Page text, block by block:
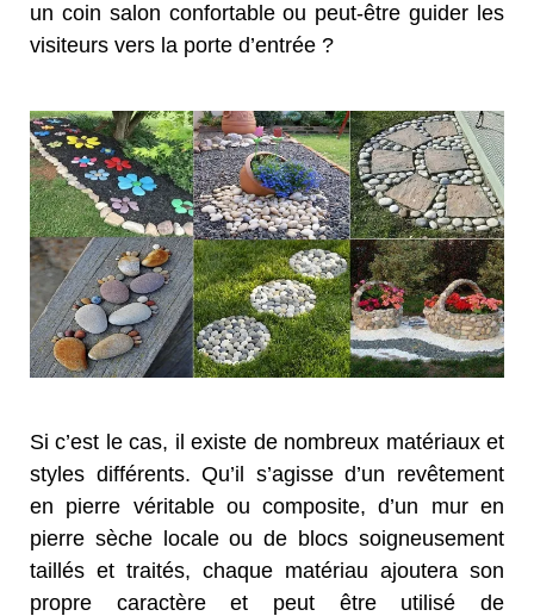
un coin salon confortable ou peut-être guider les
visiteurs vers la porte d’entrée ?
Si c’est le cas, il existe de nombreux matériaux et
styles différents. Qu’il s’agisse d’un revêtement
en pierre véritable ou composite, d’un mur en
pierre sèche locale ou de blocs soigneusement
taillés et traités, chaque matériau ajoutera son
propre caractère et peut être utilisé de